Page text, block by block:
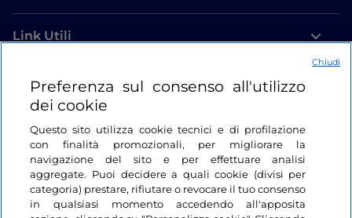
Link Utili
Login
Restiamo in contatto
Preferenza sul consenso all'utilizzo
dei cookie
Questo sito utilizza cookie tecnici e di profilazione
con finalità promozionali, per migliorare la
navigazione del sito e per effettuare analisi
aggregate. Puoi decidere a quali cookie (divisi per
categoria) prestare, rifiutare o revocare il tuo consenso
in qualsiasi momento accedendo all'apposita
Chiudi